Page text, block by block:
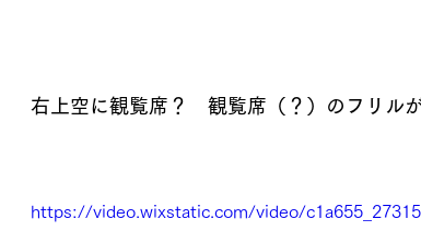
右上空に観覧席？　観覧席（？）のフリル
https://video.wixstatic.com/video/